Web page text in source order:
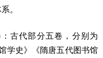
。
古代部分五卷，分别为
学史》《隋唐五代图书馆